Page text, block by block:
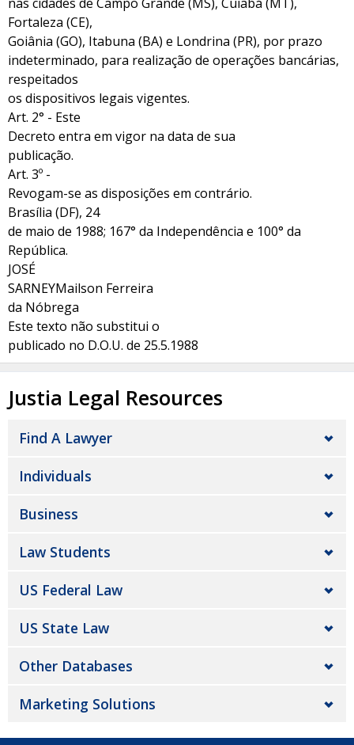
Fortaleza (CE),
Goiânia (GO), Itabuna (BA) e Londrina (PR), por prazo
indeterminado, para realização de operações bancárias,
respeitados
os dispositivos legais vigentes.
Art. 2° - Este
Decreto entra em vigor na data de sua
publicação.
Art. 3º -
Revogam-se as disposições em contrário.
Brasília (DF), 24
de maio de 1988; 167° da Independência e 100° da
República.
JOSÉ
SARNEYMailson Ferreira
da Nóbrega
Este texto não substitui o
publicado no D.O.U. de 25.5.1988
Justia Legal Resources
Find A Lawyer
Individuals
Business
Law Students
US Federal Law
US State Law
Other Databases
Marketing Solutions